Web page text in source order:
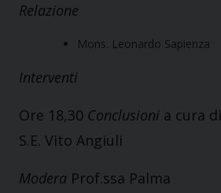
Relazione
Mons. Leonardo Sapienza
Interventi
Ore 18,30 Conclusioni a cura di
S.E. Vito Angiuli
Modera Prof.ssa Palma